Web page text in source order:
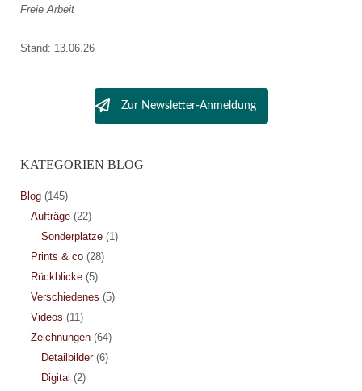
Freie Arbeit
Stand: 13.06.26
Zur Newsletter-Anmeldung
KATEGORIEN BLOG
Blog(145)
Aufträge(22)
Sonderplätze(1)
Prints & co(28)
Rückblicke(5)
Verschiedenes (5)
Videos (11)
Zeichnungen(64)
Detailbilder(6)
Digital (2)